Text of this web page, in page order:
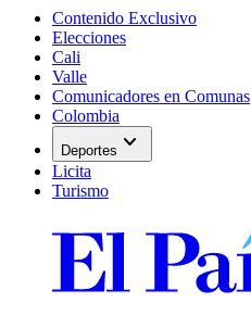
Contenido Exclusivo
Elecciones
Cali
Valle
Comunicadores en Comunas
Colombia
Deportes expand_more
Licita
Turismo